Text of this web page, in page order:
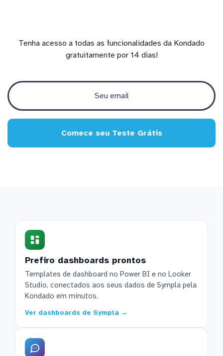
Tenha acesso a todas as funcionalidades da Kondado
gratuitamente por 14 dias!
Comece seu Teste Grátis
Prefiro dashboards prontos
Templates de dashboard no Power BI e no Looker
Studio, conectados aos seus dados de Sympla pela
Kondado em minutos.
Ver dashboards de Sympla →